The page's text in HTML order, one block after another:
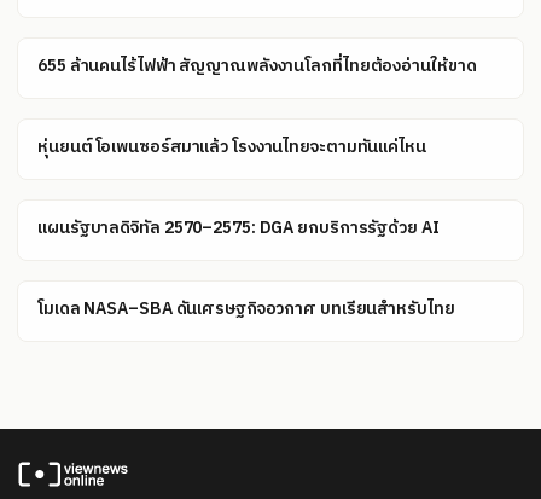
655 ล้านคนไร้ไฟฟ้า สัญญาณพลังงานโลกที่ไทยต้องอ่านให้ขาด
หุ่นยนต์โอเพนซอร์สมาแล้ว โรงงานไทยจะตามทันแค่ไหน
แผนรัฐบาลดิจิทัล 2570–2575: DGA ยกบริการรัฐด้วย AI
โมเดล NASA–SBA ดันเศรษฐกิจอวกาศ บทเรียนสำหรับไทย